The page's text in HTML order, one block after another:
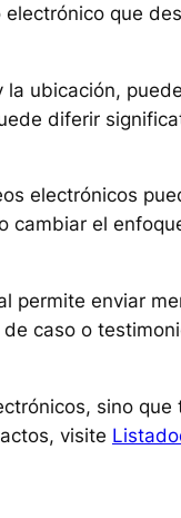
que
ubicación,
diferir
electrónicos
cambiar el
permite enviar
caso o
sino que
visite